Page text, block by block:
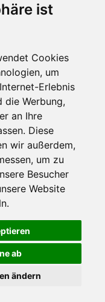
ist
Cookies
um
Erlebnis
die Werbung,
an Ihre
Diese
wir außerdem,
um zu
Besucher
Website
ab
ändern
Ihrem Computer zu speichern.
andere helfen uns dabei, das
Seite erklären Sie sich damit